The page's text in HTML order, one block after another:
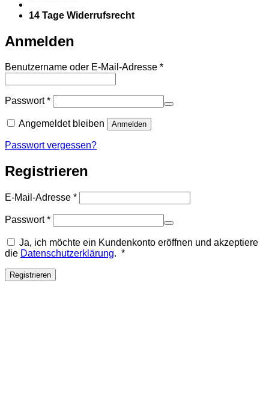
14 Tage Widerrufsrecht
Anmelden
Benutzername oder E-Mail-Adresse *Erforderlich
Passwort*Erforderlich
Angemeldet bleiben Anmelden
Passwort vergessen?
Registrieren
E-Mail-Adresse *Erforderlich
Passwort*Erforderlich
Ja, ich möchte ein Kundenkonto eröffnen und akzeptiere
die Datenschutzerklärung. *Erforderlich
Registrieren